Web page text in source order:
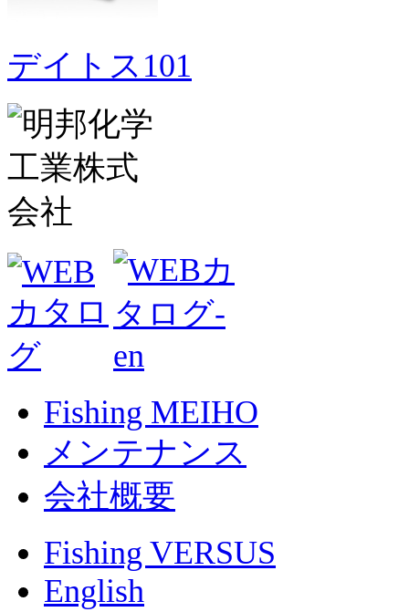
デイトス101
Fishing MEIHO
メンテナンス
会社概要
Fishing VERSUS
English